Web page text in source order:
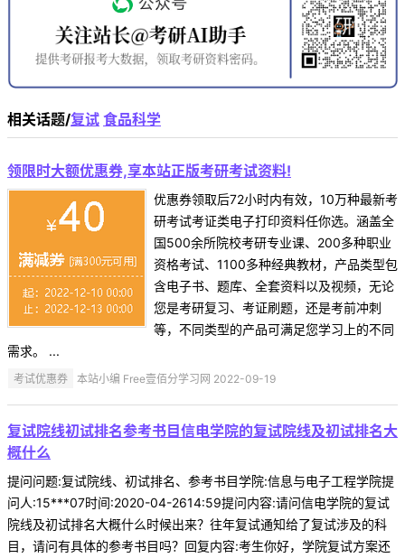
相关话题/复试 食品科学
领限时大额优惠券,享本站正版考研考试资料!
优惠券领取后72小时内有效，10万种最新考
研考试考证类电子打印资料任你选。涵盖全
国500余所院校考研专业课、200多种职业
资格考试、1100多种经典教材，产品类型包
含电子书、题库、全套资料以及视频，无论
您是考研复习、考证刷题，还是考前冲刺
等，不同类型的产品可满足您学习上的不同
需求。 ...
考试优惠券 本站小编 Free壹佰分学习网 2022-09-19
复试院线初试排名参考书目信电学院的复试院线及初试排名大
概什么
提问问题:复试院线、初试排名、参考书目学院:信息与电子工程学院提
问人:15***07时间:2020-04-2614:59提问内容:请问信电学院的复试
院线及初试排名大概什么时候出来？往年复试通知给了复试涉及的科
目，请问有具体的参考书目吗？回复内容:考生你好，学院复试方案还